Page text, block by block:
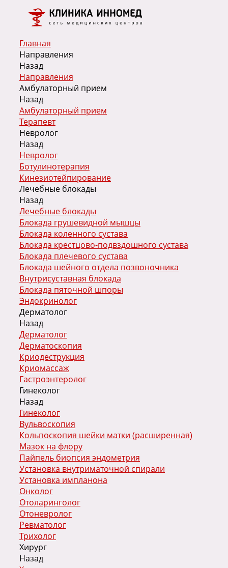
Главная
Направления
Назад
Направления
Амбулаторный прием
Назад
Амбулаторный прием
Терапевт
Невролог
Назад
Невролог
Ботулинотерапия
Кинезиотейпирование
Лечебные блокады
Назад
Лечебные блокады
Блокада грушевидной мышцы
Блокада коленного сустава
Блокада крестцово-подвздошного сустава
Блокада плечевого сустава
Блокада шейного отдела позвоночника
Внутрисуставная блокада
Блокада пяточной шпоры
Эндокринолог
Дерматолог
Назад
Дерматолог
Дерматоскопия
Криодеструкция
Криомассаж
Гастроэнтеролог
Гинеколог
Назад
Гинеколог
Вульвоскопия
Кольпоскопия шейки матки (расширенная)
Мазок на флору
Пайпель биопсия эндометрия
Установка внутриматочной спирали
Установка импланона
Онколог
Отоларинголог
Отоневролог
Ревматолог
Трихолог
Хирург
Назад